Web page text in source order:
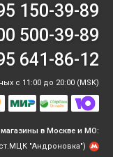
150-39-89
500-39-89
641-86-12
с 11:00 до 20:00 (MSK)
в Москве и МО:
"Андроновка")